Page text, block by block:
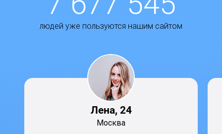
людей уже пользуются нашим сайтом
Лена, 24
Москва